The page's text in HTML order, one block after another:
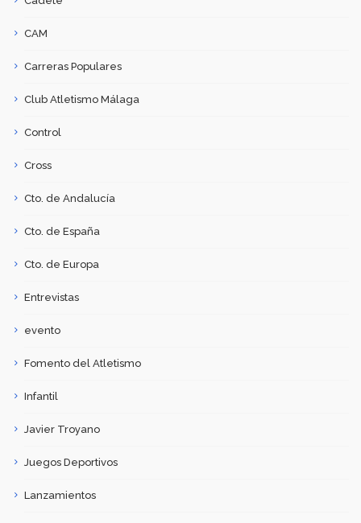
CAM
Carreras Populares
Club Atletismo Málaga
Control
Cross
Cto. de Andalucía
Cto. de España
Cto. de Europa
Entrevistas
evento
Fomento del Atletismo
Infantil
Javier Troyano
Juegos Deportivos
Lanzamientos